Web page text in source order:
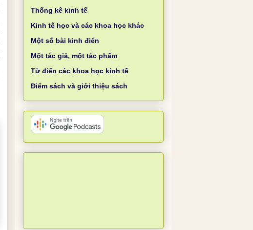
Thống kê kinh tế
Kinh tế học và các khoa học khác
Một số bài kinh điển
Một tác giả, một tác phẩm
Từ điển các khoa học kinh tế
Điểm sách và giới thiệu sách